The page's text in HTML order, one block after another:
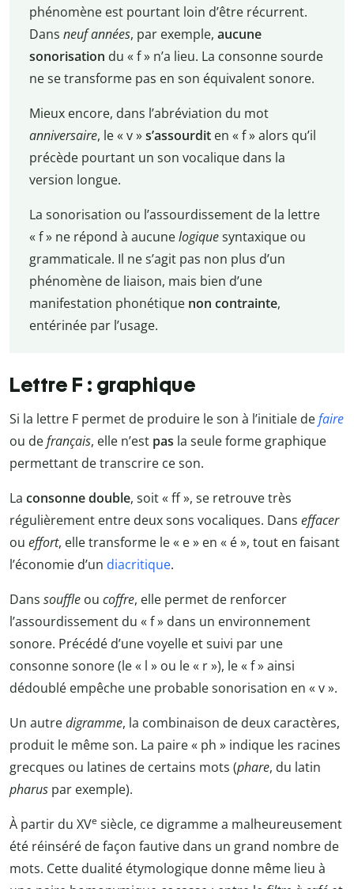
phénomène est pourtant loin d’être récurrent.
Dans neuf années, par exemple, aucune
sonorisation du « f » n’a lieu. La consonne sourde
ne se transforme pas en son équivalent sonore.
Mieux encore, dans l’abréviation du mot
anniversaire, le « v »s’assourditen « f » alors qu’il
précède pourtant un son vocalique dans la
version longue.
La sonorisation ou l’assourdissement de la lettre
« f » ne répond à aucunelogiquesyntaxique ou
grammaticale. Il ne s’agit pas non plus d’un
phénomène de liaison, mais bien d’une
manifestation phonétique non contrainte,
entérinée par l’usage.
Lettre F : graphique
Si la lettre F permet de produire le son à l’initiale defaire
ou defrançais, elle n’est pas la seule forme graphique
permettant de transcrire ce son.
La consonne double, soit « ff », se retrouve très
régulièrement entre deux sons vocaliques. Dans effacer
ou effort, elle transforme le « e » en « é », tout en faisant
l’économie d’un diacritique.
Dans souffle ou coffre, elle permet de renforcer
l’assourdissement du « f » dans un environnement
sonore. Précédé d’une voyelle et suivi par une
consonne sonore (le « l » ou le « r »), le « f » ainsi
dédoublé empêche une probable sonorisation en « v ».
Un autredigramme, la combinaison de deux caractères,
produit le même son. La paire « ph » indique les racines
grecques ou latines de certains mots (phare, du latin
pharus par exemple).
À partir du XVe siècle, ce digramme a malheureusement
été réinséré de façon fautive dans un grand nombre de
mots. Cette dualité étymologique donne même lieu à